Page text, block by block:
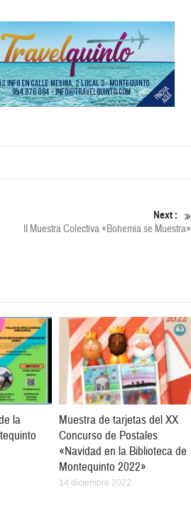
Next :
II Muestra Colectiva «Bohemia se Muestra»
la
Muestra de tarjetas del XX
Concurso de Postales
«Navidad en la Biblioteca de
Montequinto 2022»
14 diciembre 2022